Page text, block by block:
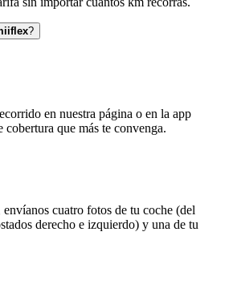
?
en nuestra página o en la app
cobertura que más te convenga.
envíanos cuatro fotos de tu coche (del
derecho e izquierdo) y una de tu